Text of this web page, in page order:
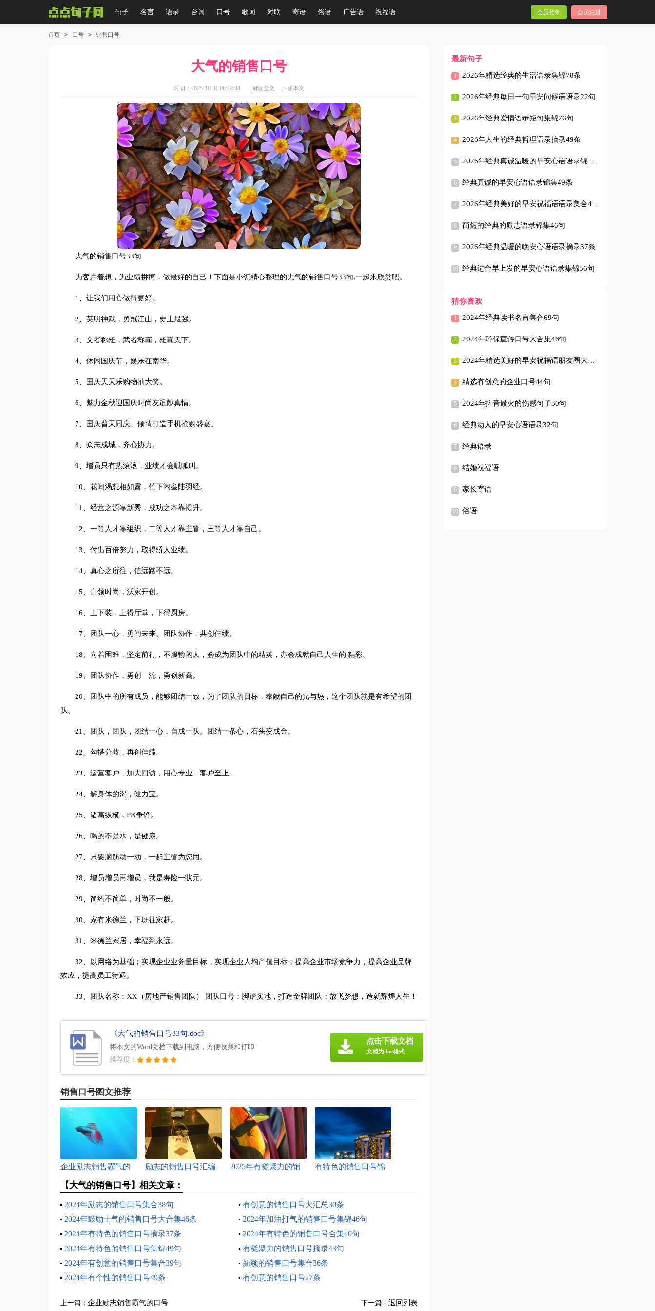
句子 名言 语录 台词 口号 歌词 对联 寄语 俗语 广告语 祝福语 会员登录 会员注册
首页 > 口号 > 销售口号
大气的销售口号
时间：2025-10-31 06:18:08 阅读全文 下载本文
大气的销售口号33句
为客户着想，为业绩拼搏，做最好的自己！下面是小编精心整理的大气的销售口号33句,一起来欣赏吧。
1、让我们用心做得更好。
2、英明神武，勇冠江山，史上最强。
3、文者称雄，武者称霸，雄霸天下。
4、休闲国庆节，娱乐在南华。
5、国庆天天乐购物抽大奖。
6、魅力金秋迎国庆时尚友谊献真情。
7、国庆普天同庆、倾情打造手机抢购盛宴。
8、众志成城，齐心协力。
9、增员只有热滚滚，业绩才会呱呱叫。
10、花间渴想相如露，竹下闲叁陆羽经。
11、经营之源靠新秀，成功之本靠提升。
12、一等人才靠组织，二等人才靠主管，三等人才靠自己。
13、付出百倍努力，取得骄人业绩。
14、真心之所往，信远路不远。
15、白领时尚，沃家开创。
16、上下装，上得厅堂，下得厨房。
17、团队一心，勇闯未来。团队协作，共创佳绩。
18、向着困难，坚定前行，不服输的人，会成为团队中的精英，亦会成就自己人生的.精彩。
19、团队协作，勇创一流，勇创新高。
20、团队中的所有成员，能够团结一致，为了团队的目标，奉献自己的光与热，这个团队就是有希望的团
队。
21、团队，团队，团结一心，自成一队。团结一条心，石头变成金。
22、勾搭分歧，再创佳绩。
23、运营客户，加大回访，用心专业，客户至上。
24、解身体的渴，健力宝。
25、诸葛纵横，PK争锋。
26、喝的不是水，是健康。
27、只要脑筋动一动，一群主管为您用。
28、增员增员再增员，我是寿险一状元。
29、简约不简单，时尚不一般。
30、家有米德兰，下班往家赶。
31、米德兰家居，幸福到永远。
32、以网络为基础；实现企业业务量目标，实现企业人均产值目标；提高企业市场竞争力，提高企业品牌
效应，提高员工待遇。
33、团队名称：XX（房地产销售团队） 团队口号：脚踏实地，打造金牌团队；放飞梦想，造就辉煌人生！
《大气的销售口号33句.doc》
将本文的Word文档下载到电脑，方便收藏和打印
推荐度：
点击下载文档
文档为doc格式
销售口号图文推荐
企业励志销售霸气的
口号
励志的销售口号汇编
36句
2025年有凝聚力的销
有特色的销售口号锦
【大气的销售口号】相关文章：
2024年励志的销售口号集合38句
有创意的销售口号大汇总30条
2024年鼓励士气的销售口号大合集46条
2024年加油打气的销售口号集锦46句
2024年有特色的销售口号摘录37条
2024年有特色的销售口号合集40句
2024年有特色的销售口号集锦49句
有凝聚力的销售口号摘录43句
2024年有创意的销售口号集合39句
新颖的销售口号集合36条
2024年有个性的销售口号49条
有创意的销售口号27条
上一篇： 企业励志销售霸气的口号 下一篇： 返回列表
最新句子
2026年精选经典的生活语录集锦78条
2026年经典每日一句早安问候语语录22句
2026年经典爱情语录短句集锦76句
2026年人生的经典哲理语录摘录49条
2026年经典真诚温暖的早安心语语录锦集47条
经典真诚的早安心语语录锦集49条
2026年经典美好的早安祝福语语录集合46句
简短的经典的励志语录锦集46句
2026年经典温暖的晚安心语语录摘录37条
经典适合早上发的早安心语语录集锦56句
猜你喜欢
2024年经典读书名言集合69句
2024年环保宣传口号大合集46句
2024年精选美好的早安祝福语朋友圈大合集59句
精选有创意的企业口号44句
2024年抖音最火的伤感句子30句
经典动人的早安心语语录32句
经典语录
结婚祝福语
家长寄语
俗语